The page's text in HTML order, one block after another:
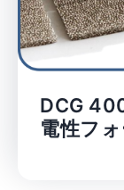
DCG
電性フ